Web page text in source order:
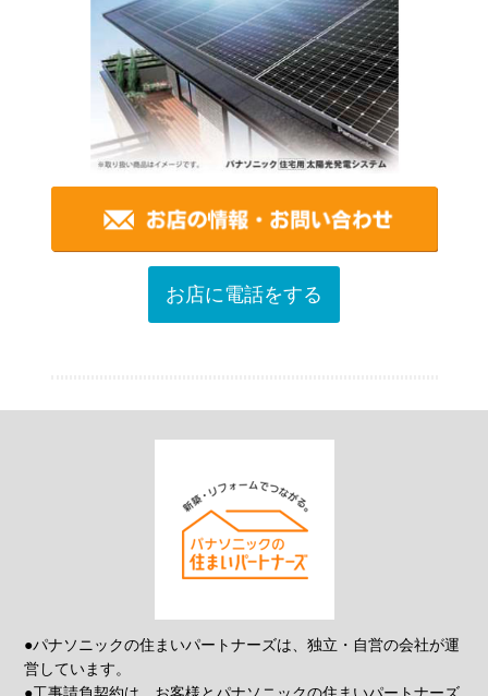
お店に電話をする
●パナソニックの住まいパートナーズは、独立・自営の会社が運
営しています。
●工事請負契約は、お客様とパナソニックの住まいパートナーズ